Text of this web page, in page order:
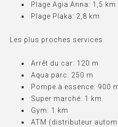
Plage Agia Anna: 1,5 km
Plage Plaka: 2,8 km
Les plus proches services
Arrêt du car: 120 m
Aqua parc: 250 m
Pompe à essence: 900
Super marché: 1 km
Gym: 1 km
ATM (distributeur